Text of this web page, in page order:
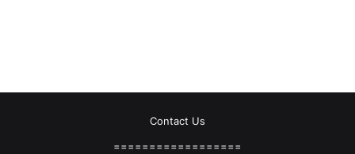
Contact Us
==================